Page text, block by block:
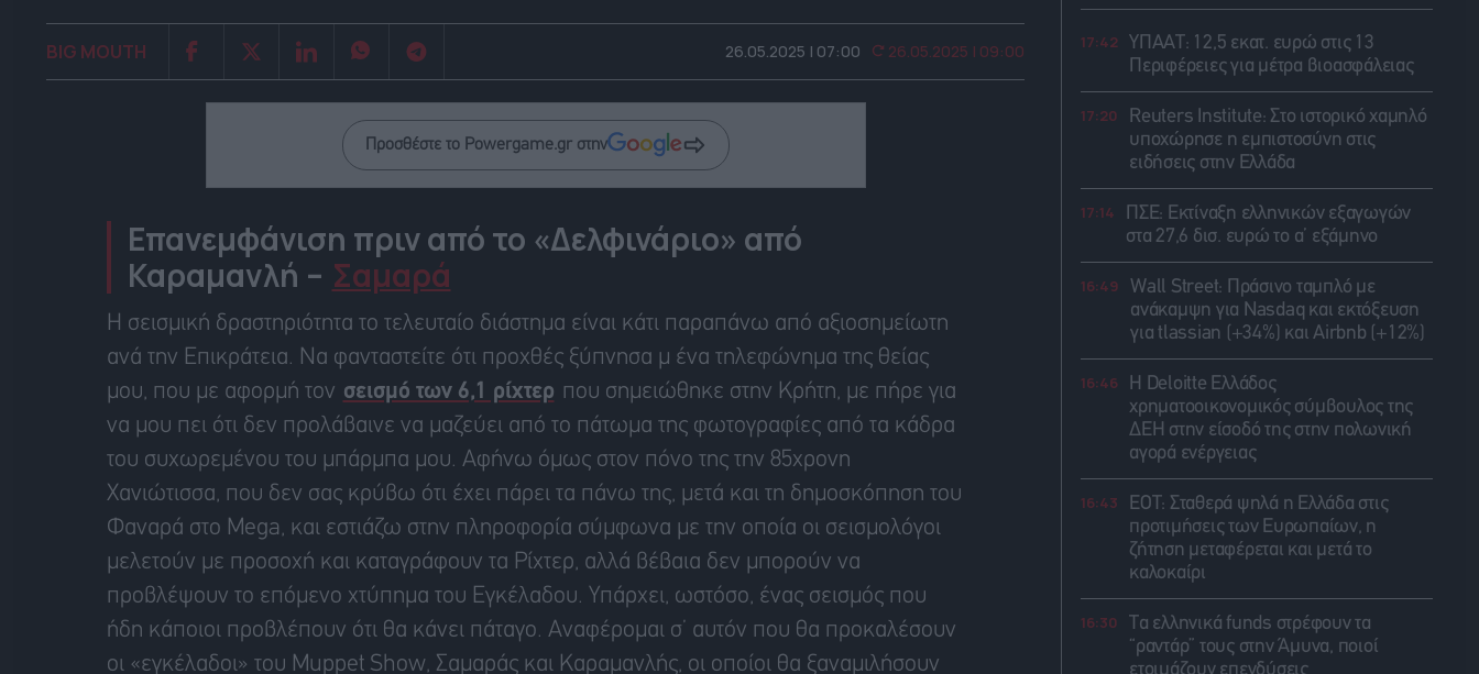
BIG MOUTH 26.05.2025 | 07:00 26.05.2025 | 09:00
Προσθέστε το Powergame.gr στην
Επανεμφάνιση πριν από το «Δελφινάριο» από
Καραμανλή – Σαμαρά
Η σεισμική δραστηριότητα το τελευταίο διάστημα είναι κάτι παραπάνω από αξιοσημείωτη
ανά την Επικράτεια. Να φανταστείτε ότι προχθές ξύπνησα μ ένα τηλεφώνημα της θείας
μου, που με αφορμή τον σεισμό των 6,1 ρίχτερ που σημειώθηκε στην Κρήτη, με πήρε για
να μου πει ότι δεν προλάβαινε να μαζεύει από το πάτωμα της φωτογραφίες από τα κάδρα
του συχωρεμένου του μπάρμπα μου. Αφήνω όμως στον πόνο της την 85χρονη
Χανιώτισσα, που δεν σας κρύβω ότι έχει πάρει τα πάνω της, μετά και τη δημοσκόπηση του
Φαναρά στο Mega, και εστιάζω στην πληροφορία σύμφωνα με την οποία οι σεισμολόγοι
μελετούν με προσοχή και καταγράφουν τα Ρίχτερ, αλλά βέβαια δεν μπορούν να
προβλέψουν το επόμενο χτύπημα του Εγκέλαδου. Υπάρχει, ωστόσο, ένας σεισμός που
ήδη κάποιοι προβλέπουν ότι θα κάνει πάταγο. Αναφέρομαι σ’ αυτόν που θα προκαλέσουν
οι «εγκέλαδοι» του Muppet Show, Σαμαράς και Καραμανλής, οι οποίοι θα ξαναμιλήσουν
17:42
ΥΠΑΑΤ: 12,5 εκατ. ευρώ στις 13
Περιφέρειες για μέτρα βιοασφάλειας
17:20
Reuters Institute: Στο ιστορικό χαμηλό
υποχώρησε η εμπιστοσύνη στις
ειδήσεις στην Ελλάδα
17:14
ΠΣΕ: Εκτίναξη ελληνικών εξαγωγών
στα 27,6 δισ. ευρώ το α’ εξάμηνο
16:49
Wall Street: Πράσινο ταμπλό με
ανάκαμψη για Nasdaq και εκτόξευση
για tlassian (+34%) και Airbnb (+12%)
16:46
Η Deloitte Ελλάδος
χρηματοοικονομικός σύμβουλος της
ΔΕΗ στην είσοδό της στην πολωνική
αγορά ενέργειας
16:43
ΕΟΤ: Σταθερά ψηλά η Ελλάδα στις
προτιμήσεις των Ευρωπαίων, η
ζήτηση μεταφέρεται και μετά το
καλοκαίρι
16:30
Τα ελληνικά funds στρέφουν τα
“ραντάρ” τους στην Άμυνα, ποιοί
ετοιμάζουν επενδύσεις